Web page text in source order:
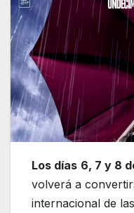
Los días 6, 7 y 8
volverá a
internacional de